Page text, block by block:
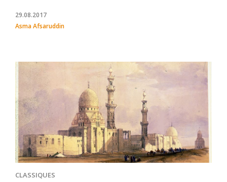
29.08.2017
Asma Afsaruddin
CLASSIQUES